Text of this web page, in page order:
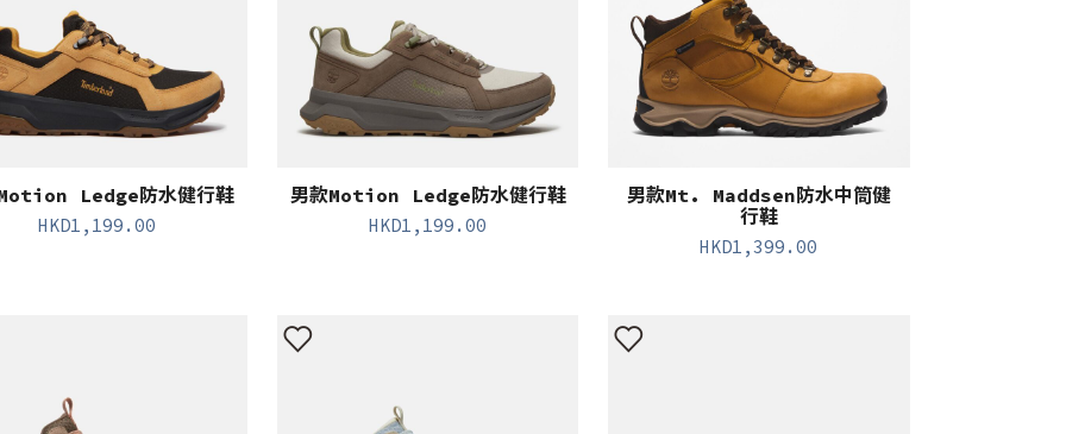
Ledge防水健行鞋
HKD1,199.00
男款Motion Ledge防水健行鞋
HKD1,199.00
男款Mt. Maddsen防水中筒健
行鞋
HKD1,399.00